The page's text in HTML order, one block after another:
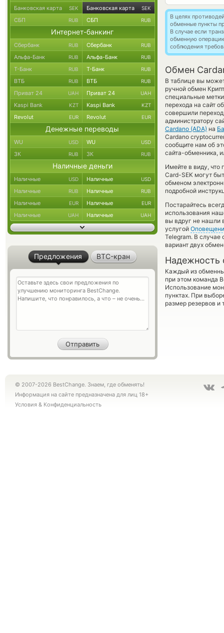
В целях
обменные пункты
В случае если
обменную
соблюдения
Обмен
В таблице вы
ручной обмен
специальные
перехода на сайт
совершили
администратору
Cardano (ADA) на
Cardano
сообщите нам об
сайта-обменника,
Имейте в виду, что
Card-SEK могут
обменом
подробной
Постарайтесь
использования
вы вдруг не нашли
услугой
Telegram. В случае
вариант двух
Надежность
Каждый из
при этом команда
Использование
пунктах. При
размер резервов и
Банковская карта SEK Банковская карта SEK
СБП RUB СБП RUB
Интернет-банкинг
Сбербанк RUB Сбербанк RUB
Альфа-Банк RUB Альфа-Банк RUB
Т-Банк RUB Т-Банк RUB
ВТБ RUB ВТБ RUB
Приват 24 UAH Приват 24 UAH
Kaspi Bank KZT Kaspi Bank KZT
Revolut EUR Revolut EUR
Денежные переводы
WU USD WU USD
ЗК RUB ЗК RUB
Наличные деньги
Наличные USD Наличные USD
Наличные RUB Наличные RUB
Наличные EUR Наличные EUR
Наличные UAH Наличные UAH
Предложения BTC-кран
© 2007-2026 BestChange. Знаем, где обменять!
Информация на сайте предназначена для лиц 18+
Условия & Конфиденциальность